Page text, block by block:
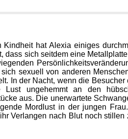
Kindheit hat Alexia einiges
dass sich seitdem eine
sexuell von anderen
In der Nacht, wenn die
Lust ungehemmt an den
aus. Die unerwartete
Mordlust in der jungen
Verlangen nach Blut noch